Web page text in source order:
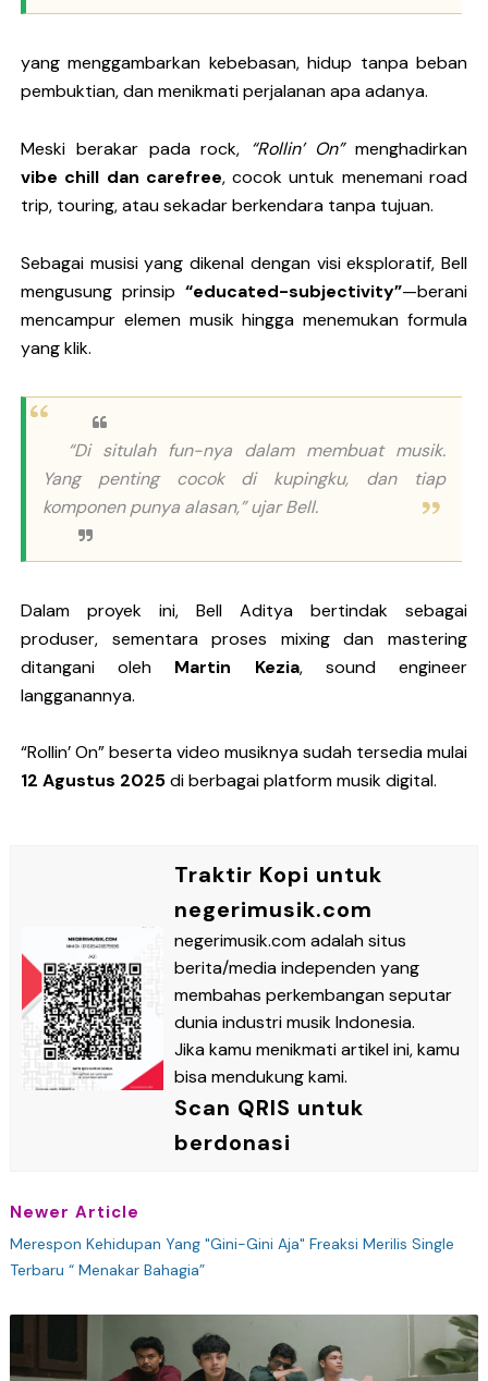
yang menggambarkan kebebasan, hidup tanpa beban
pembuktian, dan menikmati perjalanan apa adanya.
Meski berakar pada rock, “Rollin’ On”menghadirkan
vibe chill dan carefree, cocok untuk menemani road
trip, touring, atau sekadar berkendara tanpa tujuan.
Sebagai musisi yang dikenal dengan visi eksploratif, Bell
mengusung prinsip“educated-subjectivity”—berani
mencampur elemen musik hingga menemukan formula
yang klik.
“Di situlah fun-nya dalam membuat musik.
Yang penting cocok di kupingku, dan tiap
komponen punya alasan,” ujar Bell.
Dalam proyek ini, Bell Aditya bertindak sebagai
produser, sementara proses mixing dan mastering
ditangani oleh Martin Kezia, sound engineer
langganannya.
“Rollin’ On” beserta video musiknya sudah tersedia mulai
12 Agustus 2025di berbagai platform musik digital.
Traktir Kopi untuk
negerimusik.com
negerimusik.com adalah situs
berita/media independen yang
membahas perkembangan seputar
dunia industri musik Indonesia.
Jika kamu menikmati artikel ini, kamu
bisa mendukung kami.
Scan QRIS untuk
berdonasi
Newer Article
Merespon Kehidupan Yang "Gini-Gini Aja" Freaksi Merilis Single
Terbaru “ Menakar Bahagia”